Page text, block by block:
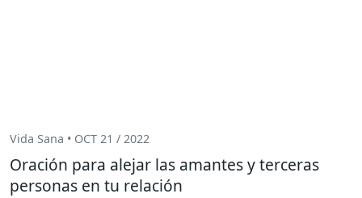
Vida Sana • OCT 21 / 2022
Oración para alejar las amantes y terceras
personas en tu relación